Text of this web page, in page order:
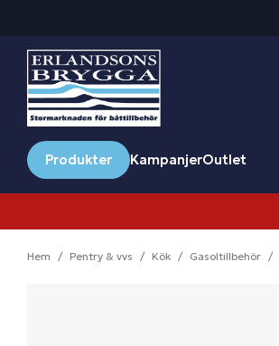
Produkter KampanjerOutlet
Hem Pentry & vvs Kök Gasoltillbehör